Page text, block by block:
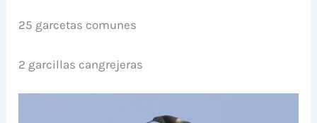
25 garcetas comunes
2 garcillas cangrejeras